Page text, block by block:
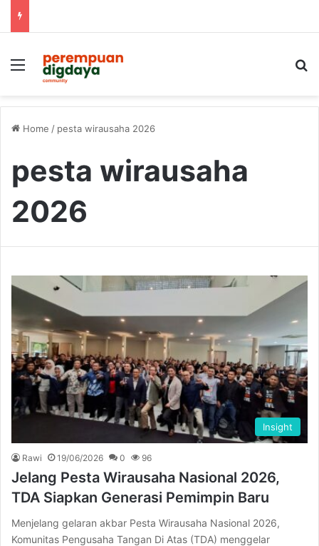
Menu
Home / pesta wirausaha 2026
pesta wirausaha
2026
Insight
Rawi 19/06/2026 0 96
Jelang Pesta Wirausaha Nasional 2026,
TDA Siapkan Generasi Pemimpin Baru
Menjelang gelaran akbar Pesta Wirausaha Nasional 2026,
Komunitas Pengusaha Tangan Di Atas (TDA) menggelar